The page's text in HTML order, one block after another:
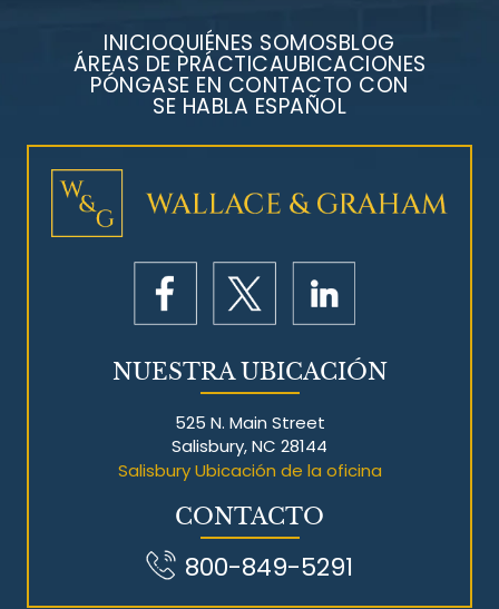
INICIOQUIÉNES SOMOSBLOG
ÁREAS DE PRÁCTICAUBICACIONES
PÓNGASE EN CONTACTO CON
SE HABLA ESPAÑOL
NUESTRA UBICACIÓN
525 N. Main Street
Salisbury, NC 28144
Salisbury Ubicación de la oficina
CONTACTO
800-849-5291